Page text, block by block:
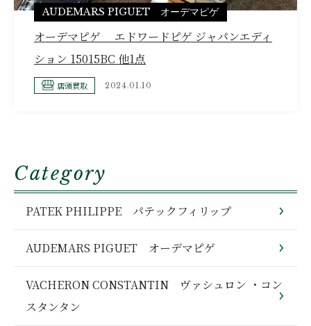
AUDEMARS PIGUET オーデマピゲ
オーデマピゲ エドワードピゲ ジャパンエディ
ション 15015BC 他1点
店頭買取 2024.01.10
Category
PATEK PHILIPPE パテックフィリップ
AUDEMARS PIGUET オーデマピゲ
VACHERON CONSTANTIN ヴァシュロン ・コン
スタンタン